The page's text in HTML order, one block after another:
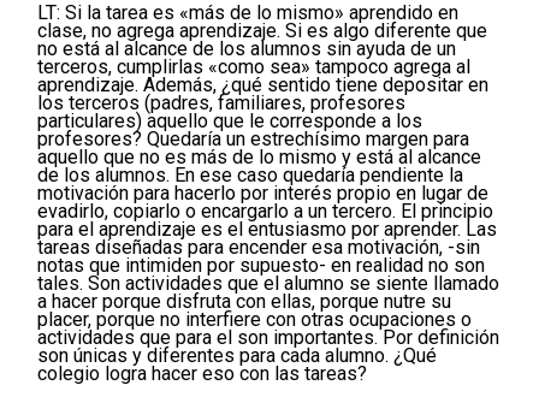
LT: Si la tarea es «más de lo mismo» aprendido en
clase, no agrega aprendizaje. Si es algo diferente que
no está al alcance de los alumnos sin ayuda de un
terceros, cumplirlas «como sea» tampoco agrega al
aprendizaje. Además, ¿qué sentido tiene depositar en
los terceros (padres, familiares, profesores
particulares) aquello que le corresponde a los
profesores? Quedaría un estrechísimo margen para
aquello que no es más de lo mismo y está al alcance
de los alumnos. En ese caso quedaría pendiente la
motivación para hacerlo por interés propio en lugar de
evadirlo, copiarlo o encargarlo a un tercero. El principio
para el aprendizaje es el entusiasmo por aprender. Las
tareas diseñadas para encender esa motivación, -sin
notas que intimiden por supuesto- en realidad no son
tales. Son actividades que el alumno se siente llamado
a hacer porque disfruta con ellas, porque nutre su
placer, porque no interfiere con otras ocupaciones o
actividades que para el son importantes. Por definición
son únicas y diferentes para cada alumno. ¿Qué
colegio logra hacer eso con las tareas?